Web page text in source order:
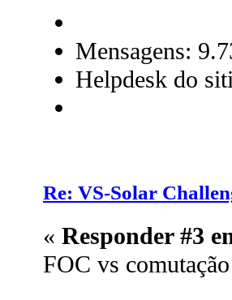
Mensagens:
Helpdesk do
Re: VS-Solar
« Responder #3
FOC vs